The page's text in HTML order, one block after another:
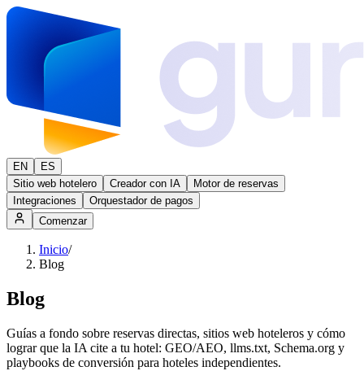
EN
ES
Sitio web hotelero
Creador con IA
Motor de reservas
Integraciones
Orquestador de pagos
Comenzar
Inicio/
Blog
Blog
Guías a fondo sobre reservas directas, sitios web hoteleros y cómo
lograr que la IA cite a tu hotel: GEO/AEO, llms.txt, Schema.org y
playbooks de conversión para hoteles independientes.